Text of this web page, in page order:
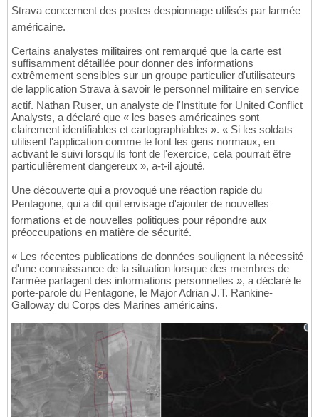
Strava concernent des postes despionnage utilisés par larmée
américaine.
Certains analystes militaires ont remarqué que la carte est
suffisamment détaillée pour donner des informations
extrêmement sensibles sur un groupe particulier d'utilisateurs
de lapplication Strava à savoir le personnel militaire en service
actif. Nathan Ruser, un analyste de l'Institute for United Conflict
Analysts, a déclaré que « les bases américaines sont
clairement identifiables et cartographiables ». « Si les soldats
utilisent l'application comme le font les gens normaux, en
activant le suivi lorsqu'ils font de l'exercice, cela pourrait être
particulièrement dangereux », a-t-il ajouté.
Une découverte qui a provoqué une réaction rapide du
Pentagone, qui a dit quil envisage d'ajouter de nouvelles
formations et de nouvelles politiques pour répondre aux
préoccupations en matière de sécurité.
« Les récentes publications de données soulignent la nécessité
d'une connaissance de la situation lorsque des membres de
l'armée partagent des informations personnelles », a déclaré le
porte-parole du Pentagone, le Major Adrian J.T. Rankine-
Galloway du Corps des Marines américains.